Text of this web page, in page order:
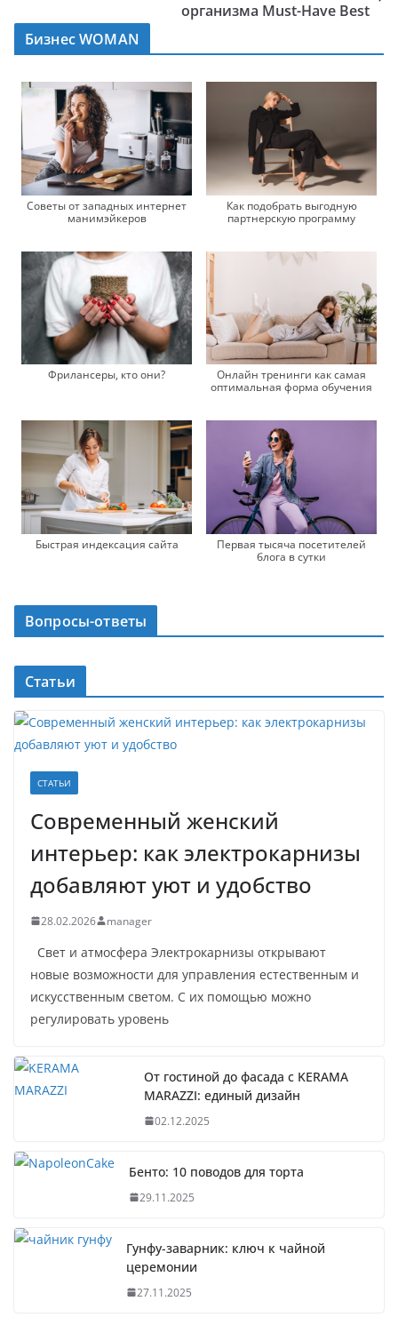
организма Must-Have Best
Бизнес WOMAN
Советы от западных интернет
манимэйкеров
Как подобрать выгодную
партнерскую программу
Фрилансеры, кто они?
Онлайн тренинги как самая
оптимальная форма обучения
Быстрая индексация сайта
Первая тысяча посетителей
блога в сутки
Вопросы-ответы
Статьи
СТАТЬИ
Современный женский
интерьер: как электрокарнизы
добавляют уют и удобство
28.02.2026 manager
Свет и атмосфера Электрокарнизы открывают
новые возможности для управления естественным и
искусственным светом. С их помощью можно
регулировать уровень
От гостиной до фасада с KERAMA
MARAZZI: единый дизайн
02.12.2025
Бенто: 10 поводов для торта
29.11.2025
Гунфу-заварник: ключ к чайной
церемонии
27.11.2025